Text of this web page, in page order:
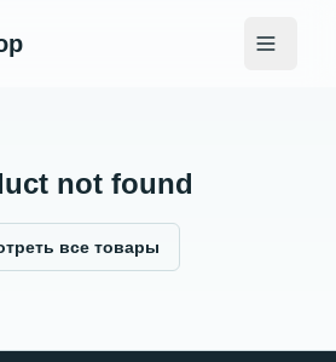
not found
все товары